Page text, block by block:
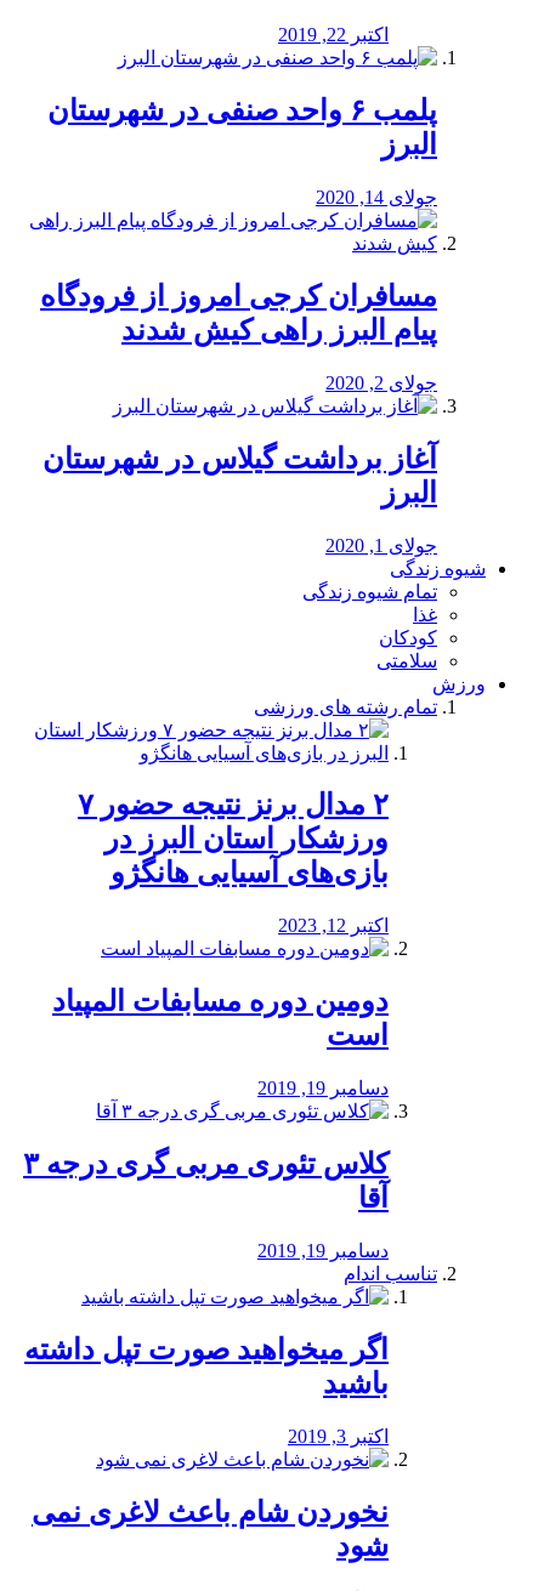
اکتبر 22, 2019
پلمب ۶ واحد صنفی در شهرستان
البرز
جولای 14, 2020
مسافران کرجی امروز از فرودگاه
پیام البرز راهی کیش شدند
جولای 2, 2020
آغاز برداشت گیلاس در شهرستان
البرز
جولای 1, 2020
شیوه زندگی
تمام شیوه زندگی
غذا
کودکان
سلامتی
ورزش
تمام رشته های ورزشی
۲ مدال برنز نتیجه حضور ۷
ورزشکار استان البرز در
بازی‌های آسیایی هانگژو
اکتبر 12, 2023
دومین دوره مسابفات المپیاد
است
دسامبر 19, 2019
کلاس تئوری مربی گری درجه ۳
آقا
دسامبر 19, 2019
تناسب اندام
اگر میخواهید صورت تپل داشته
باشید
اکتبر 3, 2019
نخوردن شام باعث لاغری نمی
‌شود